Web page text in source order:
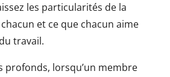
les particularités de la
et ce que chacun aime
travail.
profonds, lorsqu’un membre